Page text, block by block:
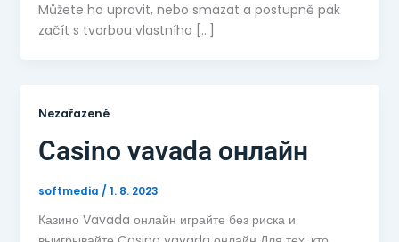
Můžete ho upravit, nebo smazat a postupně pak
začít s tvorbou vlastního […]
Nezařazené
Casino vavada онлайн
softmedia / 1. 8. 2023
Казино Vavada онлайн играйте без риска и